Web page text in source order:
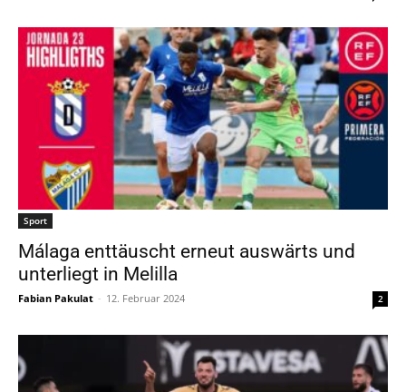
Sport
Málaga enttäuscht erneut auswärts und
unterliegt in Melilla
Fabian Pakulat - 12. Februar 2024 2